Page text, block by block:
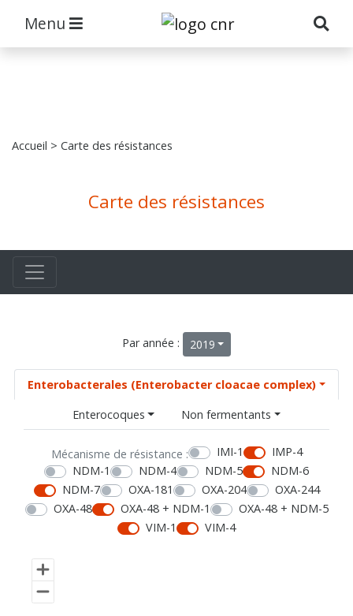
Menu
Accueil > Carte des résistances
Carte des résistances
Par année : 2019
Enterobacterales (Enterobacter cloacae complex)
Enterocoques
Non fermentants
Mécanisme de résistance : IMI-1
IMP-4
NDM-1
NDM-4 NDM-5
NDM-6
NDM-7
OXA-181 OXA-204
OXA-244
OXA-48
OXA-48 + NDM-1
OXA-48 + NDM-5
VIM-1
VIM-4